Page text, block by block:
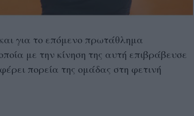
για το επόμενο πρωτάθλημα
με την κίνηση της αυτή επιβράβευσε
πορεία της ομάδας στη φετινή